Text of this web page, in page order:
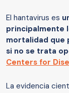
El hantavirus es
principalmente
mortalidad que
si no se trata
Centers for
La evidencia